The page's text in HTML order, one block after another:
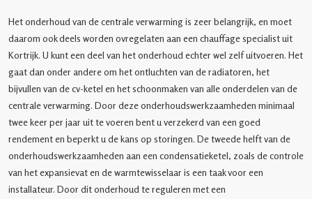
Het onderhoud van de centrale verwarming is zeer belangrijk, en moet
daarom ook deels worden ovregelaten aan een chauffage specialist uit
Kortrijk. U kunt een deel van het onderhoud echter wel zelf uitvoeren. Het
gaat dan onder andere om het ontluchten van de radiatoren, het
bijvullen van de cv-ketel en het schoonmaken van alle onderdelen van de
centrale verwarming. Door deze onderhoudswerkzaamheden minimaal
twee keer per jaar uit te voeren bent u verzekerd van een goed
rendement en beperkt u de kans op storingen. De tweede helft van de
onderhoudswerkzaamheden aan een condensatieketel, zoals de controle
van het expansievat en de warmtewisselaar is een taak voor een
installateur. Door dit onderhoud te reguleren met een